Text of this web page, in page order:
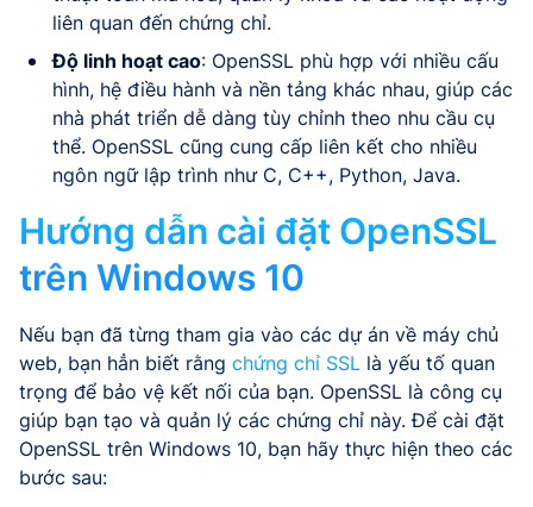
liên quan đến chứng chỉ.
Độ linh hoạt cao: OpenSSL phù hợp với nhiều cấu
hình, hệ điều hành và nền tảng khác nhau, giúp các
nhà phát triển dễ dàng tùy chỉnh theo nhu cầu cụ
thể. OpenSSL cũng cung cấp liên kết cho nhiều
ngôn ngữ lập trình như C, C++, Python, Java.
Hướng dẫn cài đặt OpenSSL
trên Windows 10
Nếu bạn đã từng tham gia vào các dự án về máy chủ
web, bạn hẳn biết rằng chứng chỉ SSL là yếu tố quan
trọng để bảo vệ kết nối của bạn. OpenSSL là công cụ
giúp bạn tạo và quản lý các chứng chỉ này. Để cài đặt
OpenSSL trên Windows 10, bạn hãy thực hiện theo các
bước sau: